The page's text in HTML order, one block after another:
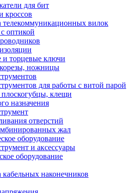
для бит
кроссов
вилок
оптикой
торцевые ключи
ножницы
для работы с витой парой
клещи
назначения
отверстий
жал
оборудование
и аксессуары
оборудование
наконечников